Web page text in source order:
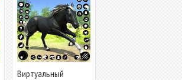
Виртуальный